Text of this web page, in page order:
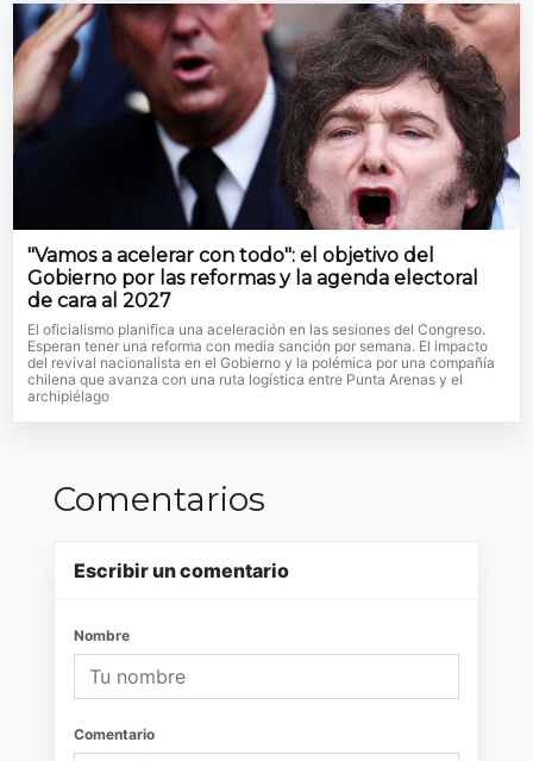
"Vamos a acelerar con todo": el objetivo del
Gobierno por las reformas y la agenda electoral
de cara al 2027
El oficialismo planifica una aceleración en las sesiones del Congreso.
Esperan tener una reforma con media sanción por semana. El impacto
del revival nacionalista en el Gobierno y la polémica por una compañía
chilena que avanza con una ruta logística entre Punta Arenas y el
archipiélago
Comentarios
Escribir un comentario
Nombre
Comentario